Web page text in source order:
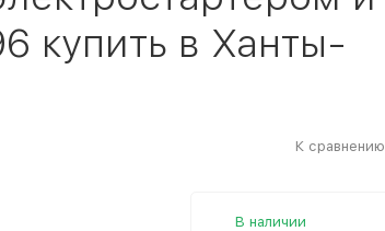
купить в Ханты-
К сравнению
В наличии